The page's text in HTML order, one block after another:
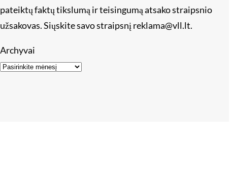
pateiktų faktų tikslumą ir teisingumą atsako straipsnio
užsakovas. Siųskite savo straipsnį reklama@vll.lt.
Archyvai